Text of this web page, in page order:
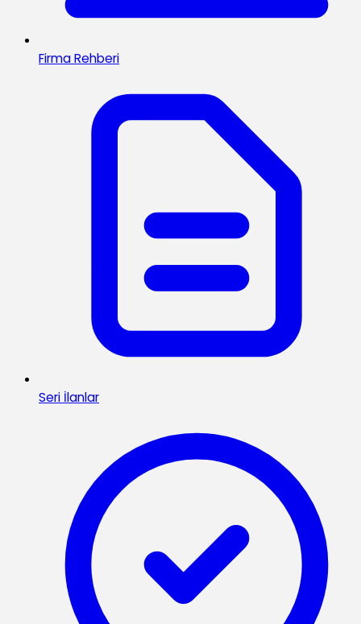
Firma Rehberi
Seri İlanlar